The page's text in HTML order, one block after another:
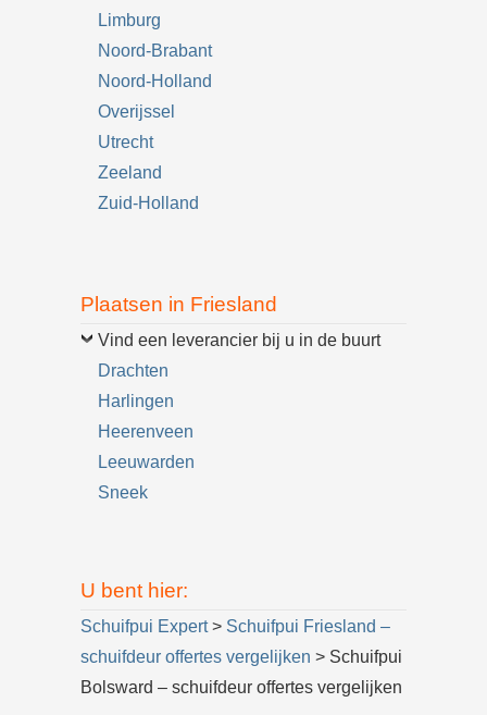
Limburg
Noord-Brabant
Noord-Holland
Overijssel
Utrecht
Zeeland
Zuid-Holland
Plaatsen in Friesland
Vind een leverancier bij u in de buurt
Drachten
Harlingen
Heerenveen
Leeuwarden
Sneek
U bent hier:
Schuifpui Expert> Schuifpui Friesland –
schuifdeur offertes vergelijken > Schuifpui
Bolsward – schuifdeur offertes vergelijken